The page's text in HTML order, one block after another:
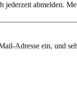
jederzeit abmelden.
Adresse ein, und